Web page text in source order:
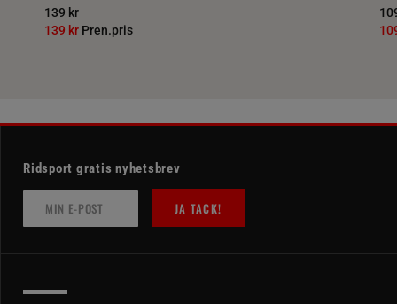
139 kr
139 kr Pren.pris
Ridsport gratis nyhetsbrev
JA TACK!